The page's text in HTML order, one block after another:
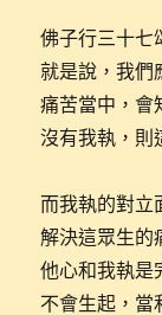
佛子行三十七
就是說，我們
痛苦當中，會
沒有我執，則
而我執的對立
解決這眾生的
他心和我執是
不會生起，當